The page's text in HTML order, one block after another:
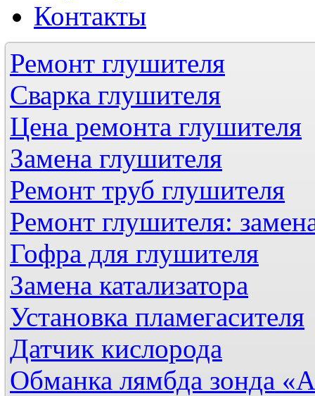
Контакты
Ремонт глушителя
Сварка глушителя
Цена ремонта глушителя
Замена глушителя
Ремонт труб глушителя
Ремонт глушителя:
Гофра для глушителя
Замена катализатора
Установка пламегасителя
Датчик кислорода
Обманка лямбда зонда